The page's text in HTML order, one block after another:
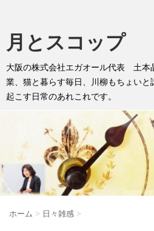
月とスコップ
大阪の株式会社エガオール代表 土本
業、猫と暮らす毎日、川柳もちょいと
起こす日常のあれこれです。
ホーム > 日々雑感 >